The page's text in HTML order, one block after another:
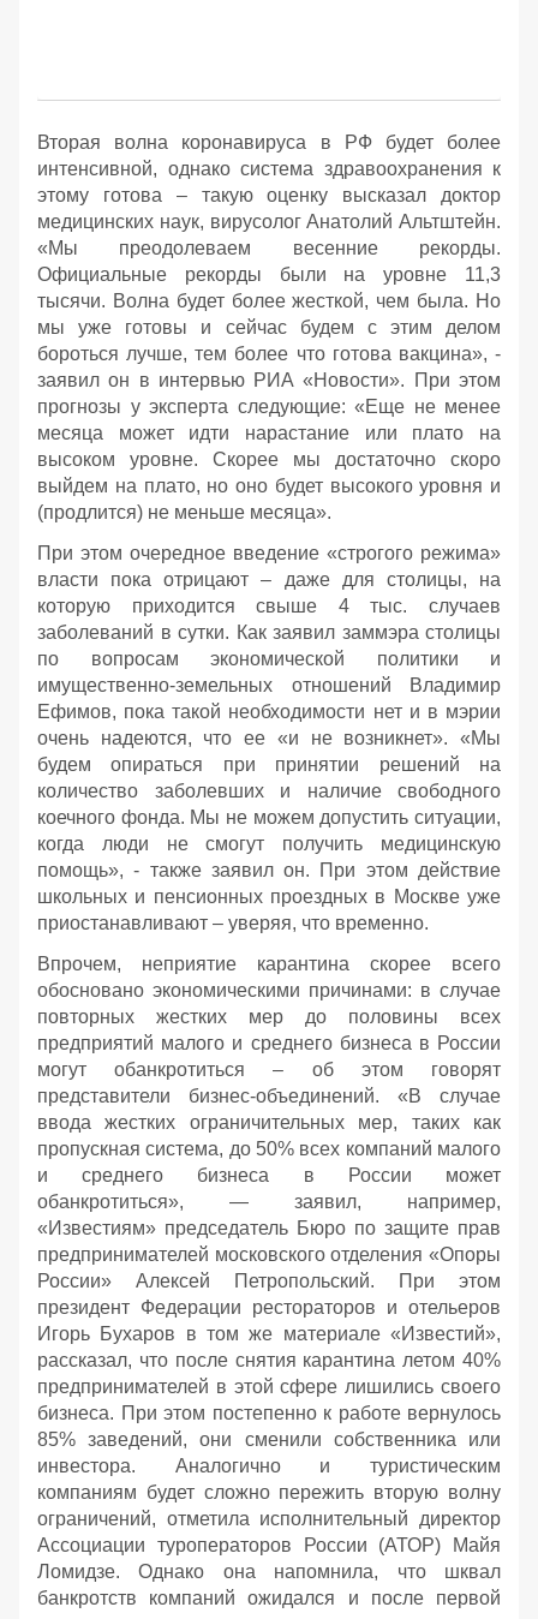
Вторая волна коронавируса в РФ будет более
интенсивной, однако система здравоохранения к
этому готова – такую оценку высказал доктор
медицинских наук, вирусолог Анатолий Альтштейн.
«Мы преодолеваем весенние рекорды.
Официальные рекорды были на уровне 11,3
тысячи. Волна будет более жесткой, чем была. Но
мы уже готовы и сейчас будем с этим делом
бороться лучше, тем более что готова вакцина», -
заявил он в интервью РИА «Новости». При этом
прогнозы у эксперта следующие: «Еще не менее
месяца может идти нарастание или плато на
высоком уровне. Скорее мы достаточно скоро
выйдем на плато, но оно будет высокого уровня и
(продлится) не меньше месяца».
При этом очередное введение «строгого режима»
власти пока отрицают – даже для столицы, на
которую приходится свыше 4 тыс. случаев
заболеваний в сутки. Как заявил заммэра столицы
по вопросам экономической политики и
имущественно-земельных отношений Владимир
Ефимов, пока такой необходимости нет и в мэрии
очень надеются, что ее «и не возникнет». «Мы
будем опираться при принятии решений на
количество заболевших и наличие свободного
коечного фонда. Мы не можем допустить ситуации,
когда люди не смогут получить медицинскую
помощь», - также заявил он. При этом действие
школьных и пенсионных проездных в Москве уже
приостанавливают – уверяя, что временно.
Впрочем, неприятие карантина скорее всего
обосновано экономическими причинами: в случае
повторных жестких мер до половины всех
предприятий малого и среднего бизнеса в России
могут обанкротиться – об этом говорят
представители бизнес-объединений. «В случае
ввода жестких ограничительных мер, таких как
пропускная система, до 50% всех компаний малого
и среднего бизнеса в России может
обанкротиться», — заявил, например,
«Известиям» председатель Бюро по защите прав
предпринимателей московского отделения «Опоры
России» Алексей Петропольский. При этом
президент Федерации рестораторов и отельеров
Игорь Бухаров в том же материале «Известий»,
рассказал, что после снятия карантина летом 40%
предпринимателей в этой сфере лишились своего
бизнеса. При этом постепенно к работе вернулось
85% заведений, они сменили собственника или
инвестора. Аналогично и туристическим
компаниям будет сложно пережить вторую волну
ограничений, отметила исполнительный директор
Ассоциации туроператоров России (АТОР) Майя
Ломидзе. Однако она напомнила, что шквал
банкротств компаний ожидался и после первой